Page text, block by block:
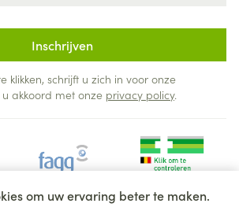
om uw ervaring beter te maken.
Inschrijven
klikken, schrijft u zich in voor onze
akkoord met onze privacy policy.